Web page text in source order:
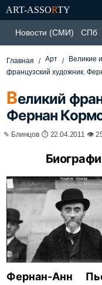
ART-ASSORTY
Новости (СМИ) СПб
Главная Арт Великие
французский художник.
Великий
Фернан
✎ Блинцов ⏱ 22.04.2011 👁
Фернан-Анн